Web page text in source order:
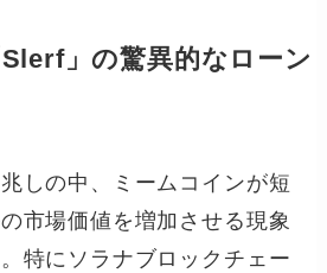
」の驚異的なローン
しの中、ミームコインが短
市場価値を増加させる現象
特にソラナブロックチェー